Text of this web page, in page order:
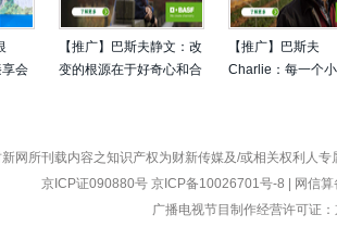
享会
【推广】巴斯夫静文：改
变的根源在于好奇心和合
【推广】巴斯夫
Charlie：每一个
新网所刊载内容之知识产权为财新传媒及/或相关权利人
京ICP证090880号 京ICP备10026701号-8
网信
广播电视节目制作经营许可证